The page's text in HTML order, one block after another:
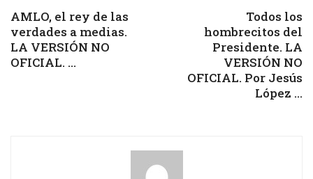
AMLO, el rey de las
verdades a medias.
LA VERSIÓN NO
OFICIAL. ...
Todos los
hombrecitos del
Presidente. LA
VERSIÓN NO
OFICIAL. Por Jesús
López ...